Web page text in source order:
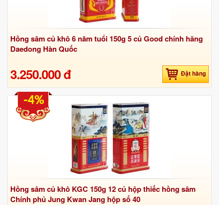
Hồng sâm củ khô 6 năm tuổi 150g 5 củ Good chính hãng
Daedong Hàn Quốc
3.250.000 đ Đặt hàng
Hồng sâm củ khô KGC 150g 12 củ hộp thiếc hồng sâm
Chính phủ Jung Kwan Jang hộp số 40
-4%